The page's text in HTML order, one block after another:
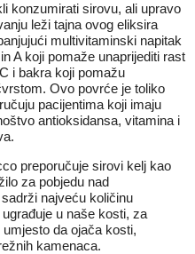
konzumirati sirovu, ali upravo
leži tajna ovog eliksira
multivitaminski napitak
A koji pomaže unaprijediti rast
i bakra koji pomažu
Ovo povrće je toliko
pacijentima koji imaju
antioksidansa, vitamina i
preporučuje sirovi kelj kao
za pobjedu nad
najveću količinu
u naše kosti, za
da ojača kosti,
kamenaca.